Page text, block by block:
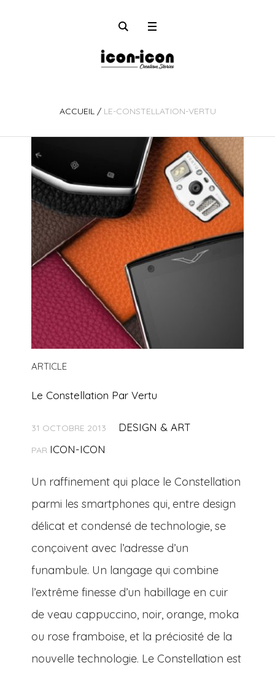
ACCUEIL / LE-CONSTELLATION-VERTU
ARTICLE
Le Constellation Par Vertu
31 OCTOBRE 2013 DESIGN & ART
PAR ICON-ICON
Un raffinement qui place le Constellation
parmi les smartphones qui, entre design
délicat et condensé de technologie, se
conçoivent avec l’adresse d’un
funambule. Un langage qui combine
l’extrême finesse d’un habillage en cuir
de veau cappuccino, noir, orange, moka
ou rose framboise, et la préciosité de la
nouvelle technologie. Le Constellation est